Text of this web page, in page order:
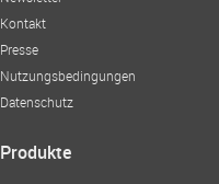
Kontakt
Presse
Nutzungsbedingungen
Datenschutz
Produkte